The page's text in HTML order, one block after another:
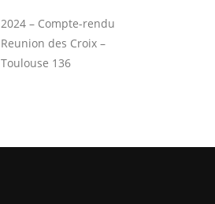
2024 – Compte-rendu
Reunion des Croix –
Toulouse 136